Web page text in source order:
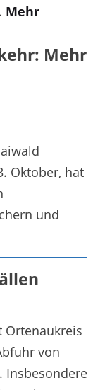
Mehr
Mehr
Oktober, hat
und
Ortenaukreis
von
Insbesondere